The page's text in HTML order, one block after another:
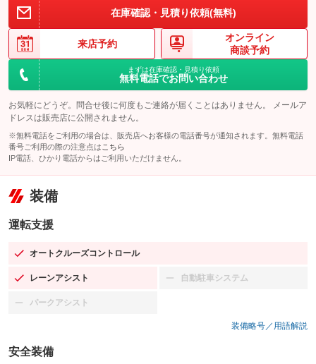
在庫確認・見積り依頼(無料)
来店予約
オンライン
商談予約
まずは在庫確認・見積り依頼
無料電話でお問い合わせ
お気軽にどうぞ。問合せ後に何度もご連絡が届くことはありません。 メールア
ドレスは販売店に公開されません。
※無料電話をご利用の場合は、販売店へお客様の電話番号が通知されます。無料電話
番号ご利用の際の注意点は こちら
IP電話、ひかり電話からはご利用いただけません。
装備
運転支援
オートクルーズコントロール
：装備あり
レーンアシスト
：装備あり 自動駐車システム
：装備なし
パークアシスト
：装備なし
装備略号／用語解説
安全装備